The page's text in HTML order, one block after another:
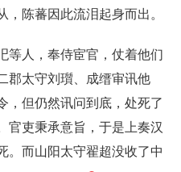
陈蕃因此流泪起身而出。
等人，奉侍宦官，仗着他们
郡太守刘瓆、成缙审讯他
，但仍然讯问到底，处死了
官吏秉承意旨，于是上奏汉
。而山阳太守翟超没收了中